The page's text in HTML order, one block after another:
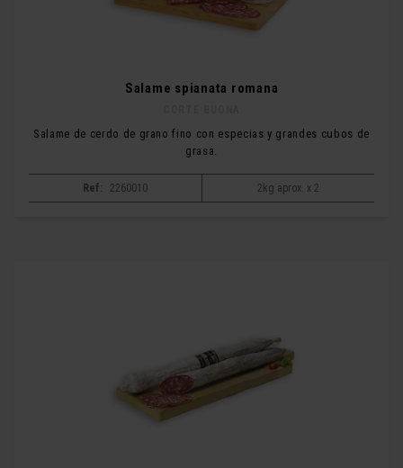
Salame spianata romana
Salame de cerdo de grano fino con especias y grandes cubos de
grasa.
Ref: 2260010 2kg aprox. x 2